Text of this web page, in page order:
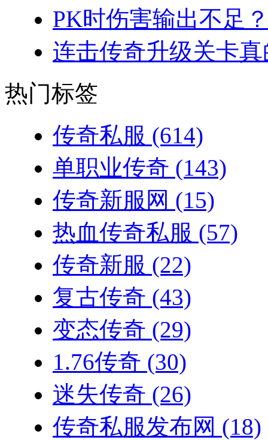
PK时伤害输出不足
连击传奇升级关卡
热门标签
传奇私服 (614)
单职业传奇 (143)
传奇新服网 (15)
热血传奇私服 (57)
传奇新服 (22)
复古传奇 (43)
变态传奇 (29)
1.76传奇 (30)
迷失传奇 (26)
传奇私服发布网 (18)